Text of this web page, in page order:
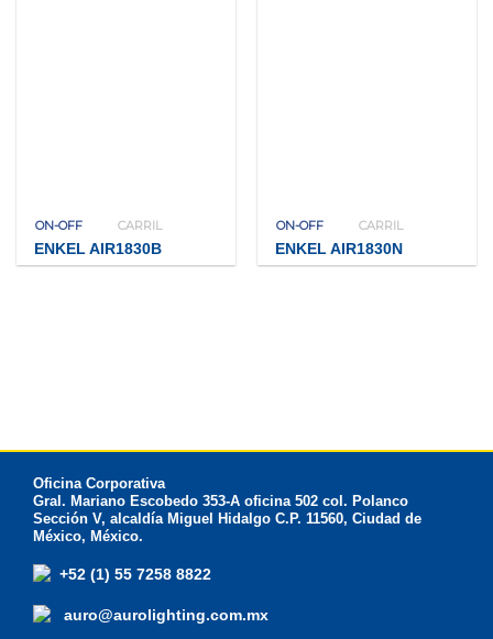
ON-OFF CARRIL
ENKEL AIR1830B
ON-OFF CARRIL
ENKEL AIR1830N
Oficina Corporativa
Gral. Mariano Escobedo 353-A oficina 502 col. Polanco
Sección V, alcaldía Miguel Hidalgo C.P. 11560, Ciudad de
México, México.
+52 (1) 55 7258 8822
auro@aurolighting.com.mx